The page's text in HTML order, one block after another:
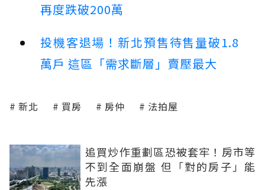
再度跌破200萬
投機客退場！新北預售待售量破1.8
萬戶 這區「需求斷層」賣壓最大
新北 買房 房仲 法拍屋
追買炒作重劃區恐被套牢！房市等
不到全面崩盤 但「對的房子」能
先漲